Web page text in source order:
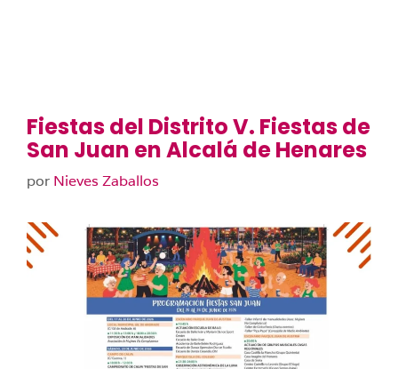
Fiestas del Distrito V. Fiestas de
San Juan en Alcalá de Henares
por Nieves Zaballos